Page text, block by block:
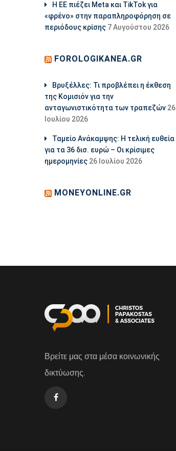
Η ΕΕ πιέζει Meta και TikTok για
«φρένο» στην παραπληροφόρηση σε
περιόδους κρίσης 7 Αυγούστου 2026
FOROLOGIKANEA.GR
Βρυξέλλες: Τι προβλέπει η έκθεση
της Κομισιόν για την
ανταγωνιστικότητα των τραπεζών 26
Ιουλίου 2026
Ταμείο Ανάκαμψης: Η τελική ευθεία
για τα 36 δισ. ευρώ – Οι κρίσιμες
ημερομηνίες 26 Ιουλίου 2026
MONEYONLINE.GR
Βρείτε μας στα μέσα κοινωνικής
δικτύωσης.